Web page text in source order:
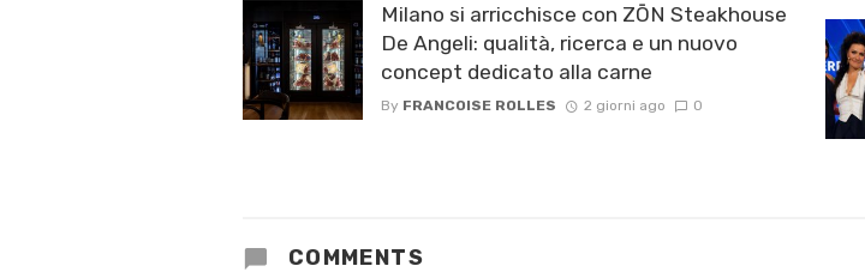
Milano si arricchisce con ZŌN Steakhouse
De Angeli: qualità, ricerca e un nuovo
concept dedicato alla carne
By FRANCOISE ROLLES 2 giorni ago 0
COMMENTS